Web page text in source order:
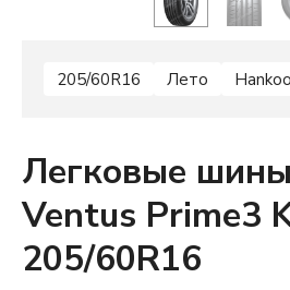
205/60R16 Лето
Легковые
Ventus Prime3
205/60R16